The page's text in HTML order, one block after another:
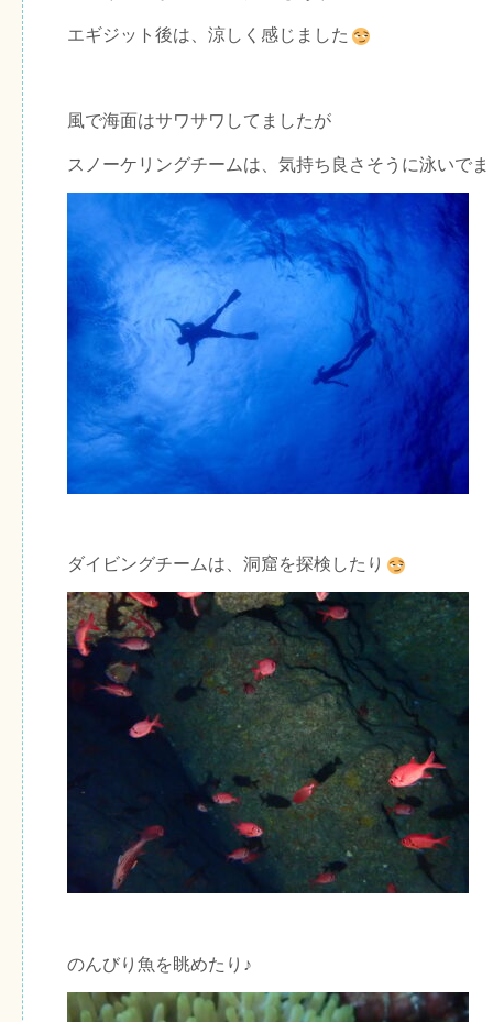
エギジット後は、涼しく感じました
風で海面はサワサワしてましたが
スノーケリングチームは、気持ち良さそうに泳いで
ダイビングチームは、洞窟を探検したり
のんびり魚を眺めたり♪